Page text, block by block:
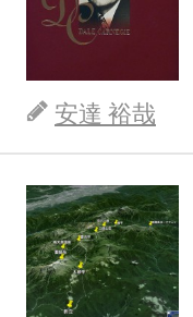
安達 裕哉